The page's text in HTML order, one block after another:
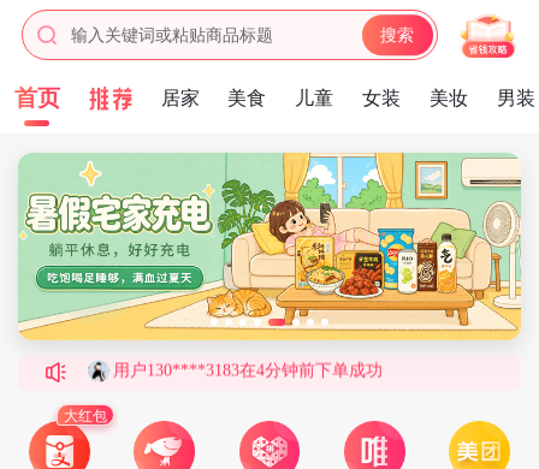
输入关键词或粘贴商品标题 搜索
首页 居家 美食 儿童 女装 美妆 男装
用户147****4364在6分钟前下单成功
用户144****9707在5分钟前下单成功
用户186****4635在7分钟前下单成功
用户187****5860在2分钟前下单成功
用户180****5585在3分钟前下单成功
用户144****7722在3分钟前下单成功
用户130****3183在4分钟前下单成功
用户131****3033在5分钟前下单成功
用户178****3387在6分钟前下单成功
用户187****4543在7分钟前下单成功
大红包